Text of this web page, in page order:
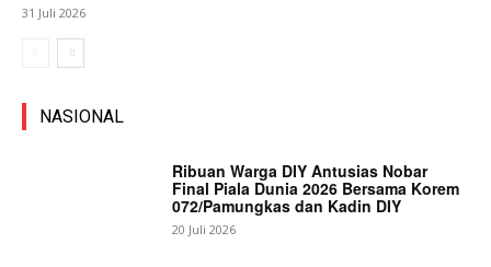
31 Juli 2026
NASIONAL
Ribuan Warga DIY Antusias Nobar
Final Piala Dunia 2026 Bersama Korem
072/Pamungkas dan Kadin DIY
20 Juli 2026